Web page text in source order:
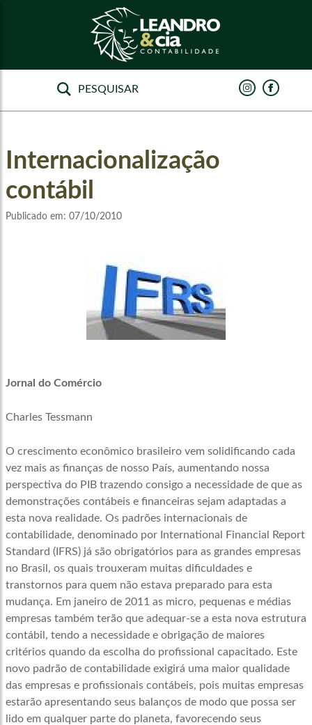
Internacionalização
contábil
Publicado em: 07/10/2010
Jornal do Comércio
Charles Tessmann
O crescimento econômico brasileiro vem solidificando cada
vez mais as finanças de nosso País, aumentando nossa
perspectiva do PIB trazendo consigo a necessidade de que as
demonstrações contábeis e financeiras sejam adaptadas a
esta nova realidade. Os padrões internacionais de
contabilidade, denominado por International Financial Report
Standard (IFRS) já são obrigatórios para as grandes empresas
no Brasil, os quais trouxeram muitas dificuldades e
transtornos para quem não estava preparado para esta
mudança. Em janeiro de 2011 as micro, pequenas e médias
empresas também terão que adequar-se a esta nova estrutura
contábil, tendo a necessidade e obrigação de maiores
critérios quando da escolha do profissional capacitado. Este
novo padrão de contabilidade exigirá uma maior qualidade
das empresas e profissionais contábeis, pois muitas empresas
estarão apresentando seus balanços de modo que possa ser
lido em qualquer parte do planeta, favorecendo seus